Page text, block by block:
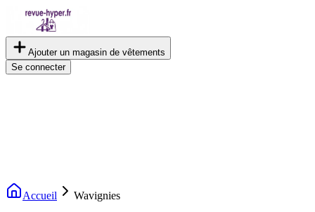
Ajouter un magasin de vêtements
Se connecter
Accueil Wavignies